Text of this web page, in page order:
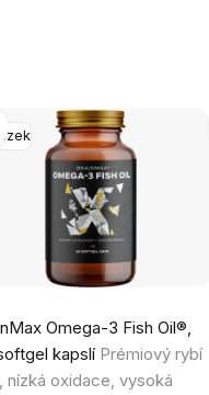
Omega-3 Fish Oil®,
kapslí Prémiový rybí
nízká oxidace, vysoká